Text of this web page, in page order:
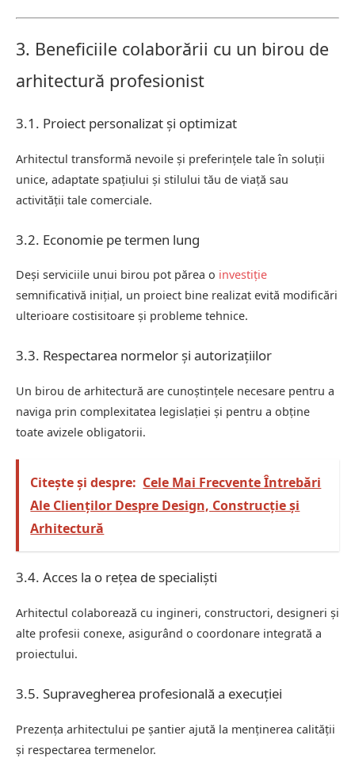
3. Beneficiile colaborării cu un birou de
arhitectură profesionist
3.1. Proiect personalizat și optimizat
Arhitectul transformă nevoile și preferințele tale în soluții
unice, adaptate spațiului și stilului tău de viață sau
activității tale comerciale.
3.2. Economie pe termen lung
Deși serviciile unui birou pot părea o investiție
semnificativă inițial, un proiect bine realizat evită modificări
ulterioare costisitoare și probleme tehnice.
3.3. Respectarea normelor și autorizațiilor
Un birou de arhitectură are cunoștințele necesare pentru a
naviga prin complexitatea legislației și pentru a obține
toate avizele obligatorii.
Citește și despre: Cele Mai Frecvente Întrebări
Ale Clienților Despre Design, Construcție și
Arhitectură
3.4. Acces la o rețea de specialiști
Arhitectul colaborează cu ingineri, constructori, designeri și
alte profesii conexe, asigurând o coordonare integrată a
proiectului.
3.5. Supravegherea profesională a execuției
Prezența arhitectului pe șantier ajută la menținerea calității
și respectarea termenelor.